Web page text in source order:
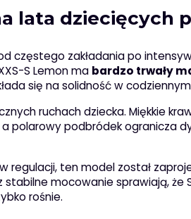
lata dziecięcych
częstego zakładania po
S Lemon ma bardzo trwały
się na solidność w
ruchach dziecka. Miękkie
polarowy podbródek ogranicza
regulacji, ten model został
stabilne mocowanie sprawiają, że
rośnie.